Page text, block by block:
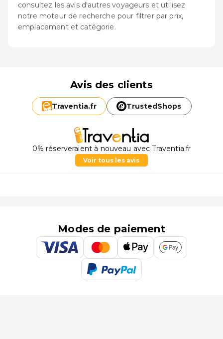
consultez les avis d'autres voyageurs et utilisez
notre moteur de recherche pour filtrer par prix,
emplacement et catégorie.
Avis des clients
Traventia.fr TrustedShops
0% réserveraient à nouveau avec Traventia.fr
Voir tous les avis
Modes de paiement